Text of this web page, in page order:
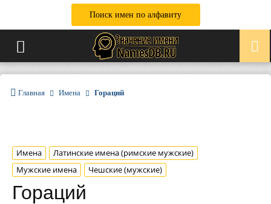
Поиск имен по алфавиту
Главная Имена Гораций
Имена
Латинские имена (римские мужские)
Мужские имена
Чешские (мужские)
Гораций